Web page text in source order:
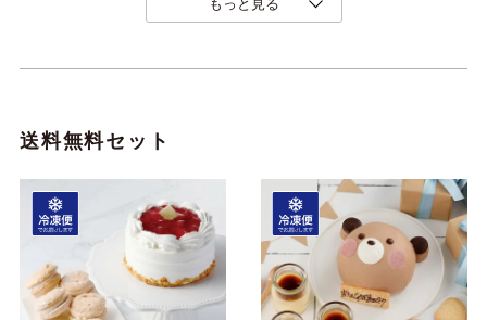
もっと見る
送料無料セット